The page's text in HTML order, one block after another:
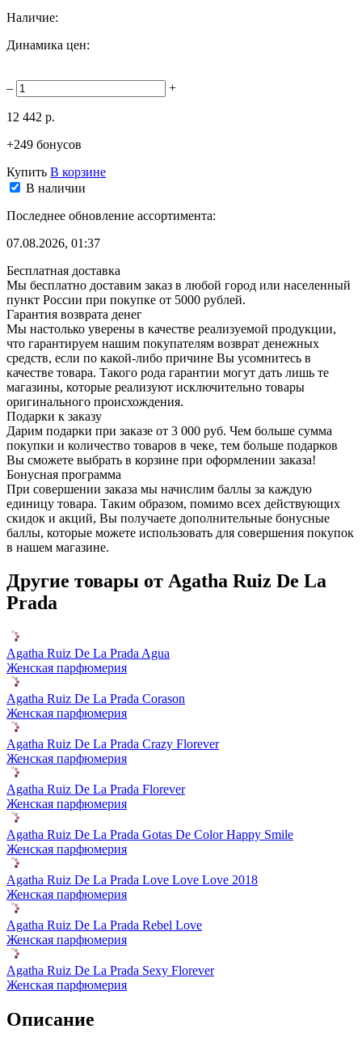
Наличие:
Динамика цен:
– +
12 442 р.
+249 бонусов
Купить В корзине
В наличии
Последнее обновление ассортимента:
07.08.2026, 01:37
Бесплатная доставка
Мы бесплатно доставим заказ в любой город или населенный
пункт России при покупке от 5000 рублей.
Гарантия возврата денег
Мы настолько уверены в качестве реализуемой продукции,
что гарантируем нашим покупателям возврат денежных
средств, если по какой-либо причине Вы усомнитесь в
качестве товара. Такого рода гарантии могут дать лишь те
магазины, которые реализуют исключительно товары
оригинального происхождения.
Подарки к заказу
Дарим подарки при заказе от 3 000 руб. Чем больше сумма
покупки и количество товаров в чеке, тем больше подарков
Вы сможете выбрать в корзине при оформлении заказа!
Бонусная программа
При совершении заказа мы начислим баллы за каждую
единицу товара. Таким образом, помимо всех действующих
скидок и акций, Вы получаете дополнительные бонусные
баллы, которые можете использовать для совершения покупок
в нашем магазине.
Другие товары от Agatha Ruiz De La
Prada
Agatha Ruiz De La Prada Agua
Женская парфюмерия
Agatha Ruiz De La Prada Corason
Женская парфюмерия
Agatha Ruiz De La Prada Crazy Florever
Женская парфюмерия
Agatha Ruiz De La Prada Florever
Женская парфюмерия
Agatha Ruiz De La Prada Gotas De Color Happy Smile
Женская парфюмерия
Agatha Ruiz De La Prada Love Love Love 2018
Женская парфюмерия
Agatha Ruiz De La Prada Rebel Love
Женская парфюмерия
Agatha Ruiz De La Prada Sexy Florever
Женская парфюмерия
Описание